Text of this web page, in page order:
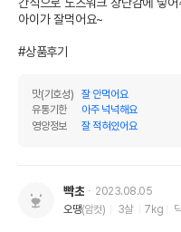
아이가 잘먹어요~
#상품후기
맛(기호성)
잘 안먹어요
유통기한
아주 넉넉해요
영양정보
잘 적혀있어요
빡초
2023.08.05
오땡(암컷) 3살 7kg